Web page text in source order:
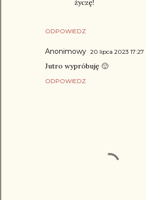
ODPOWIEDZ
życzę!
Anonimowy 20 lipca 2023 17:27
Jutro wypróbuję 🙂
ODPOWIEDZ